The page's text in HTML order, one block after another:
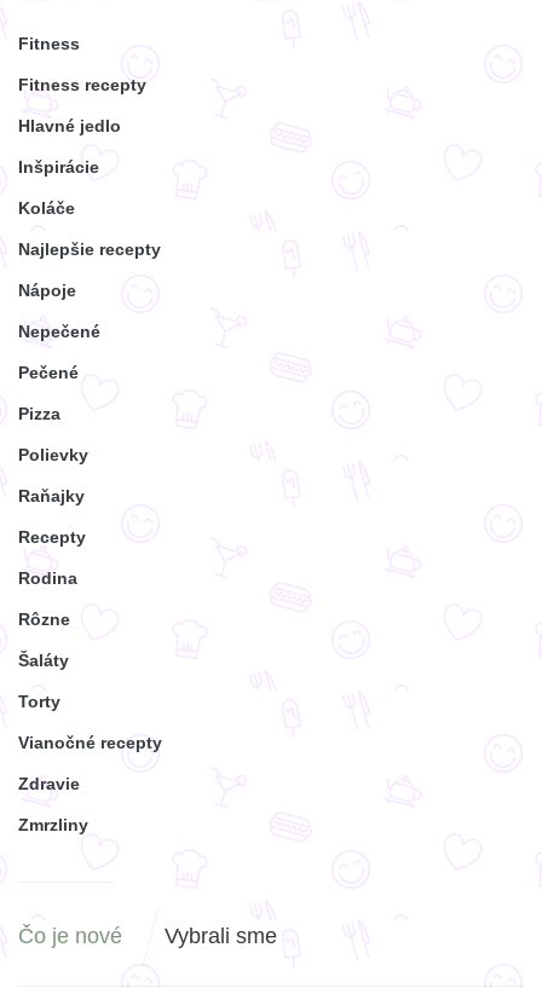
Fitness
Fitness recepty
Hlavné jedlo
Inšpirácie
Koláče
Najlepšie recepty
Nápoje
Nepečené
Pečené
Pizza
Polievky
Raňajky
Recepty
Rodina
Rôzne
Šaláty
Torty
Vianočné recepty
Zdravie
Zmrzliny
Čo je nové Vybrali sme